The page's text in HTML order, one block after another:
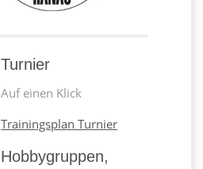
Turnier
Auf einen Klick
Trainingsplan Turnier
Hobbygruppen,